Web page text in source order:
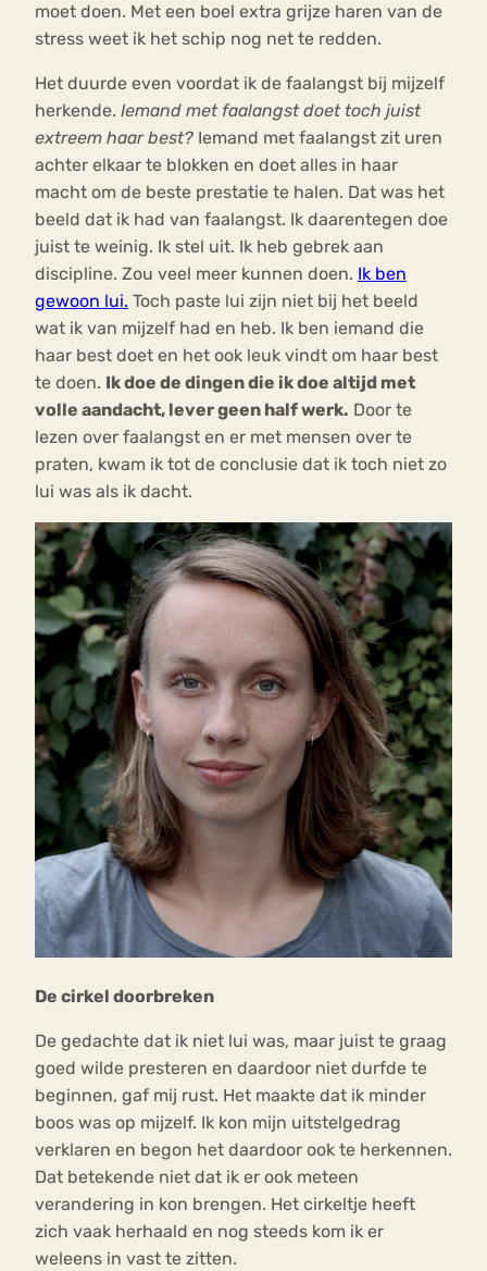
moet doen. Met een boel extra grijze haren van de
stress weet ik het schip nog net te redden.
Het duurde even voordat ik de faalangst bij mijzelf
herkende. Iemand met faalangst doet toch juist
extreem haar best? Iemand met faalangst zit uren
achter elkaar te blokken en doet alles in haar
macht om de beste prestatie te halen. Dat was het
beeld dat ik had van faalangst. Ik daarentegen doe
juist te weinig. Ik stel uit. Ik heb gebrek aan
discipline. Zou veel meer kunnen doen. Ik ben
gewoon lui. Toch paste lui zijn niet bij het beeld
wat ik van mijzelf had en heb. Ik ben iemand die
haar best doet en het ook leuk vindt om haar best
te doen. Ik doe de dingen die ik doe altijd met
volle aandacht, lever geen half werk. Door te
lezen over faalangst en er met mensen over te
praten, kwam ik tot de conclusie dat ik toch niet zo
lui was als ik dacht.
De cirkel doorbreken
De gedachte dat ik niet lui was, maar juist te graag
goed wilde presteren en daardoor niet durfde te
beginnen, gaf mij rust. Het maakte dat ik minder
boos was op mijzelf. Ik kon mijn uitstelgedrag
verklaren en begon het daardoor ook te herkennen.
Dat betekende niet dat ik er ook meteen
verandering in kon brengen. Het cirkeltje heeft
zich vaak herhaald en nog steeds kom ik er
weleens in vast te zitten.